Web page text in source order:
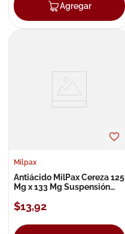
Agregar
Milpax
Antiácido MilPax Cereza 125
Mg x 133 Mg Suspensión
$13,92